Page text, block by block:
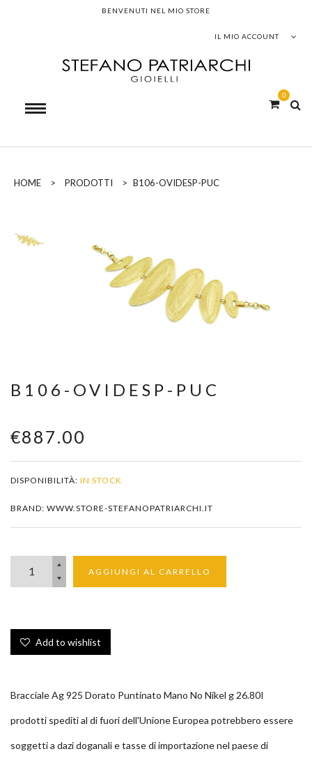
BENVENUTI NEL MIO STORE
IL MIO ACCOUNT
0
HOME > PRODOTTI > B106-OVIDESP-PUC
B106-OVIDESP-PUC
€887.00
DISPONIBILITÀ: IN STOCK
BRAND: WWW.STORE-STEFANOPATRIARCHI.IT
AGGIUNGI AL CARRELLO
Add to wishlist
Bracciale Ag 925 Dorato Puntinato Mano No Nikel g 26.80I
prodotti spediti al di fuori dell'Unione Europea potrebbero essere
soggetti a dazi doganali e tasse di importazione nel paese di